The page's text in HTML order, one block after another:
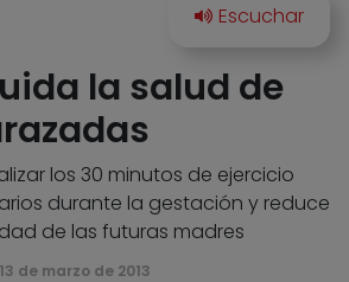
la salud de
los 30 minutos de ejercicio
durante la gestación y reduce
de las futuras madres
13 de marzo de 2013